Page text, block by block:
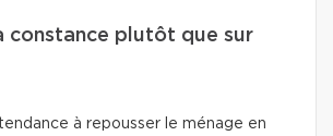
constance plutôt que sur
à repousser le ménage en